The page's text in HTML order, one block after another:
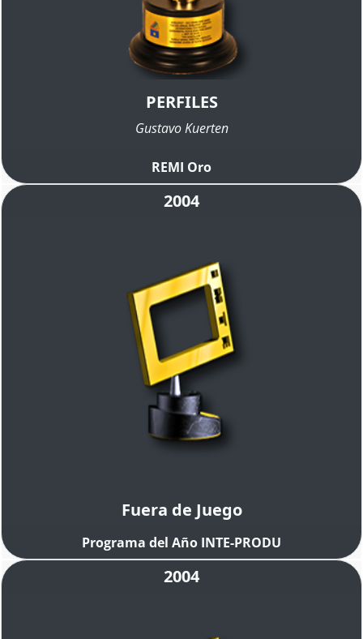
PERFILES
Gustavo Kuerten
REMI Oro
2004
Fuera de Juego
Programa del Año INTE-PRODU
2004